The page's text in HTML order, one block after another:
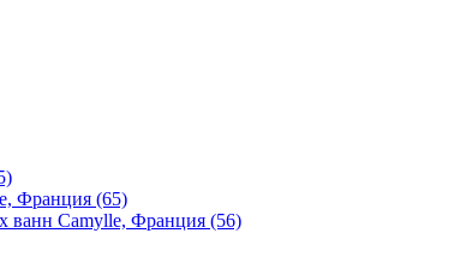
Франция (65)
ванн Camylle, Франция (56)